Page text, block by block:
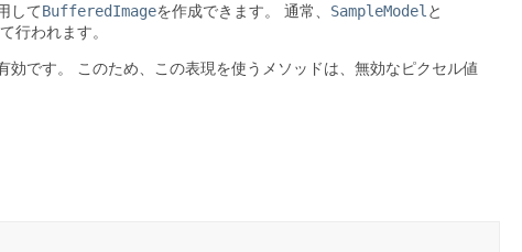
してBufferedImageを作成できます。 通常、 SampleModel と
行われます。
です。
このため、この表現を使うメソッドは、無効なピクセル値